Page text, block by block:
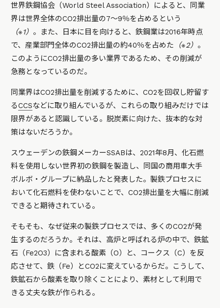
世界鉄鋼協会（World Steel Association）によると、同業
界は世界全体のCO2排出量の7～9％を占めるという
（※1） 。また、日本に目を向けると、鉄鋼業は2016年時点
で、産業部門全体のCO2排出量の約40％を占めた （※2） 。
このようにCO2排出量の多い業界であるため、その削減が
急務となっているのだ。
同業界はCO2排出量を削減するために、CO2を回収し貯留す
るCCSなどに取り組んでいるが、これらの取り組みだけでは
限界があると認識している。脱炭素に向けた、抜本的な対
策はないだろうか。
スウェーデンの鉄鋼メーカーSSABは、2021年8月、化石燃
料を使用しない世界初の鉄鋼を製造し、同国の商用車大手
ボルボ・グループに納品したと発表した。製鉄プロセスに
おいて化石燃料を使わないことで、CO2排出量を大幅に削減
できると期待されている。
そもそも、なぜ従来の製鉄プロセスでは、多くのCO2が発
生するのだろうか。それは、高炉と呼ばれる炉の中で、鉄鉱
石（Fe2O3）に含まれる酸素（O）と、コークス（C）を反
応させて、鉄（Fe）とCO2に変えているからだ。こうして、
鉄鉱石から酸素を取り除くことにより、素材として利用で
きる丈夫な鉄が作られる。